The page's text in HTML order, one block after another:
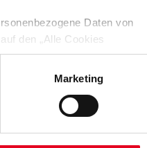
Daten von
den „Alle Cookies
Verarbeitung Ihrer
Art. 6 Abs. 1 lit. a DSGVO
Ihre etwaig erteilten
Marketing